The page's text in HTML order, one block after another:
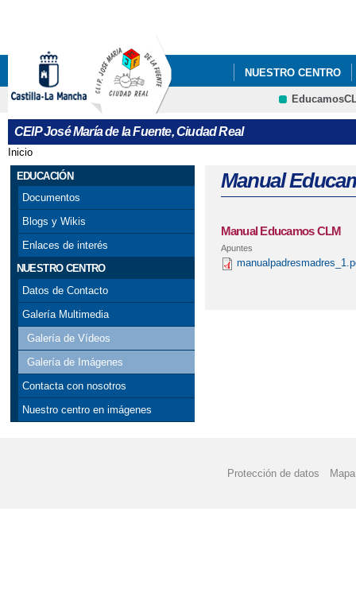
NUESTRO CENTRO
CEIP José María de la Fuente, Ciudad Real
Se encuentra usted aquí
Inicio
EDUCACIÓN
Documentos
Blogs y Wikis
Enlaces de interés
NUESTRO CENTRO
Datos de Contacto
Galería Multimedia
Galería de Vídeos
Galería de Imágenes
Contacta con nosotros
Nuestro centro en imágenes
Manual
Manual Educamos CLM
Apuntes
Protección de datos